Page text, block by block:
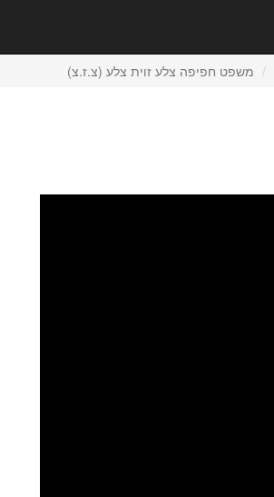
משפט חפיפה צלע זוית צלע (צ.ז.צ)